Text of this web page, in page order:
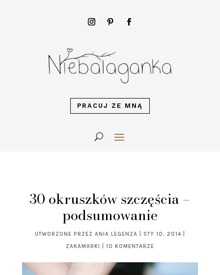
PRACUJ ZE MNĄ
30 okruszków szczęścia –
podsumowanie
UTWORZONE PRZEZ ANIA LEGENZA STY 10, 2014|
ZAKAMARKI
10 KOMENTARZE